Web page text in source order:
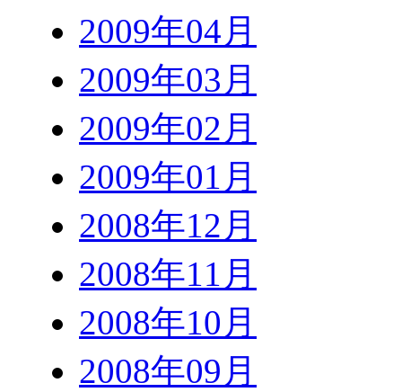
2009年04月
2009年03月
2009年02月
2009年01月
2008年12月
2008年11月
2008年10月
2008年09月